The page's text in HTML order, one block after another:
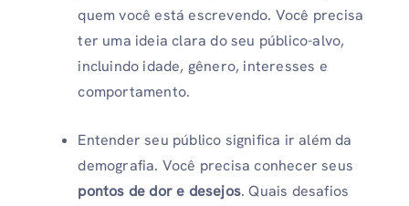
quem você está escrevendo. Você precisa
ter uma ideia clara do seu público-alvo,
incluindo idade, gênero, interesses e
comportamento.
Entender seu público significa ir além da
demografia. Você precisa conhecer seus
pontos de dor e desejos. Quais desafios